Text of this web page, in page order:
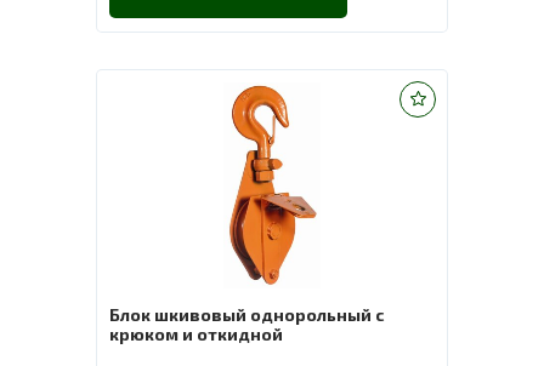
Блок шкивовый однорольный с
крюком и откидной